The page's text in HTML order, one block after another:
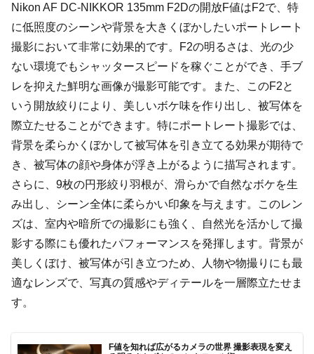
Nikon AF DC-NIKKOR 135mm F2Dの開放F値はF2で、特
に低照度のシーンや背景を大きくぼかしたいポートレート
撮影において非常に効果的です。F2の明るさは、光の少
ない環境でもシャッタースピードを稼ぐことができ、手ブ
レを抑えた鮮明な画像が撮影可能です。また、このF2と
いう開放絞りにより、美しいボケ味を作り出し、被写体を
際立たせることができます。特にポートレート撮影では、
背景を柔らかくぼかして被写体を引き立てる効果が期待で
き、被写体の顔や身体が浮き上がるように描写されます。
さらに、9枚の円形絞り羽根が、滑らかで自然なボケを生
み出し、シーン全体に柔らかい印象を与えます。このレン
ズは、室内や暗所での撮影にも強く、自然光を活かして撮
影する際にも優れたパフォーマンスを発揮します。背景が
美しくぼけ、被写体が引き立つため、人物や物撮りにも最
適なレンズで、写真の質感やディテールを一層際立たせま
す。
F値を知れば広がるカメラの世界 撮影表現を変え